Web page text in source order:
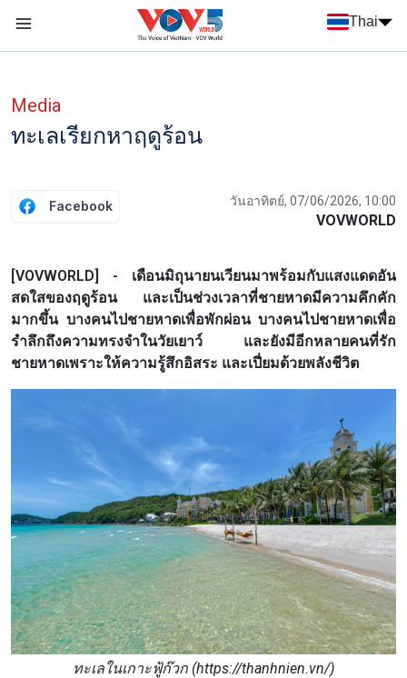
Thai
Media
ทะเลเรียกหาฤดูร้อน
Facebook วันอาทิตย์, 07/06/2026, 10:00
VOVWORLD
[VOVWORLD] - เดือนมิถุนายนเวียนมาพร้อมกับแสงแดดอัน
สดใสของฤดูร้อน และเป็นช่วงเวลาที่ชายหาดมีความคึกคัก
มากขึ้น บางคนไปชายหาดเพื่อพักผ่อน บางคนไปชายหาดเพื่อ
รำลึกถึงความทรงจำในวัยเยาว์ และยังมีอีกหลายคนที่รัก
ชายหาดเพราะให้ความรู้สึกอิสระ และเปี่ยมด้วยพลังชีวิต
ทะเลในเกาะฟู้ก๊วก (https://thanhnien.vn/)